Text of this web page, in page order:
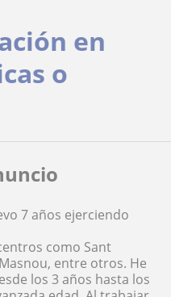
en
o
7 años ejerciendo
como Sant
entre otros. He
los 3 años hasta los